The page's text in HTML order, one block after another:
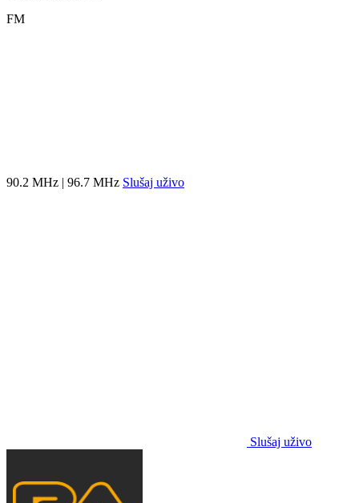
FM
90.2 MHz | 96.7 MHz Slušaj uživo
Slušaj uživo